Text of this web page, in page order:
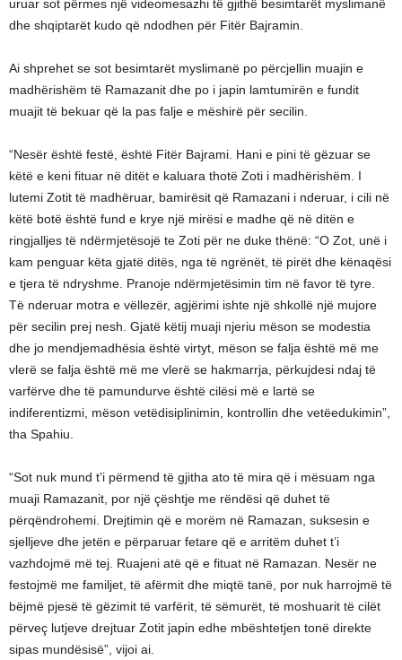
uruar sot përmes një videomesazhi të gjithë besimtarët myslimanë
dhe shqiptarët kudo që ndodhen për Fitër Bajramin.
Ai shprehet se sot besimtarët myslimanë po përcjellin muajin e
madhërishëm të Ramazanit dhe po i japin lamtumirën e fundit
muajit të bekuar që la pas falje e mëshirë për secilin.
“Nesër është festë, është Fitër Bajrami. Hani e pini të gëzuar se
këtë e keni fituar në ditët e kaluara thotë Zoti i madhërishëm. I
lutemi Zotit të madhëruar, bamirësit që Ramazani i nderuar, i cili në
këtë botë është fund e krye një mirësi e madhe që në ditën e
ringjalljes të ndërmjetësojë te Zoti për ne duke thënë: “O Zot, unë i
kam penguar këta gjatë ditës, nga të ngrënët, të pirët dhe kënaqësi
e tjera të ndryshme. Pranoje ndërmjetësimin tim në favor të tyre.
Të nderuar motra e vëllezër, agjërimi ishte një shkollë një mujore
për secilin prej nesh. Gjatë këtij muaji njeriu mëson se modestia
dhe jo mendjemadhësia është virtyt, mëson se falja është më me
vlerë se falja është më me vlerë se hakmarrja, përkujdesi ndaj të
varfërve dhe të pamundurve është cilësi më e lartë se
indiferentizmi, mëson vetëdisiplinimin, kontrollin dhe vetëedukimin”,
tha Spahiu.
“Sot nuk mund t’i përmend të gjitha ato të mira që i mësuam nga
muaji Ramazanit, por një çështje me rëndësi që duhet të
përqëndrohemi. Drejtimin që e morëm në Ramazan, suksesin e
sjelljeve dhe jetën e përparuar fetare që e arritëm duhet t’i
vazhdojmë më tej. Ruajeni atë që e fituat në Ramazan. Nesër ne
festojmë me familjet, të afërmit dhe miqtë tanë, por nuk harrojmë të
bëjmë pjesë të gëzimit të varfërit, të sëmurët, të moshuarit të cilët
përveç lutjeve drejtuar Zotit japin edhe mbështetjen tonë direkte
sipas mundësisë”, vijoi ai.